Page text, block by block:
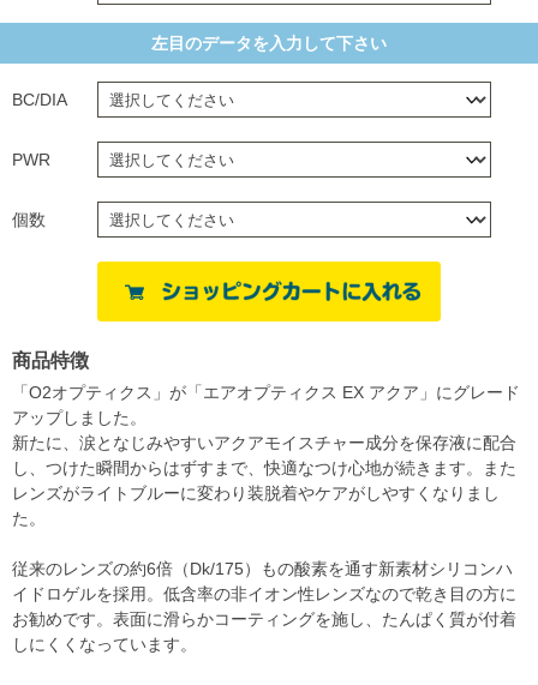
左目のデータを入力して下さい
BC/DIA
PWR
個数
商品特徴
「O2オプティクス」が「エアオプティクス EX アクア」にグレード
アップしました。
新たに、涙となじみやすいアクアモイスチャー成分を保存液に配合
し、つけた瞬間からはずすまで、快適なつけ心地が続きます。また
レンズがライトブルーに変わり装脱着やケアがしやすくなりまし
た。
従来のレンズの約6倍（Dk/175）もの酸素を通す新素材シリコンハ
イドロゲルを採用。低含率の非イオン性レンズなので乾き目の方に
お勧めです。表面に滑らかコーティングを施し、たんぱく質が付着
しにくくなっています。